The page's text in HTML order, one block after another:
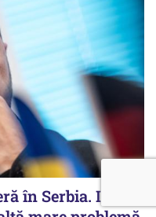
în Serbia. I s-a